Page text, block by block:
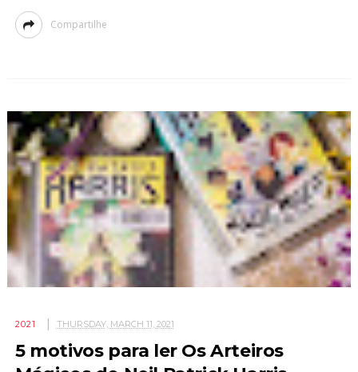
Compartilhe
2021 THURSDAY, MARCH 11, 2021
5 motivos para ler Os Arteiros